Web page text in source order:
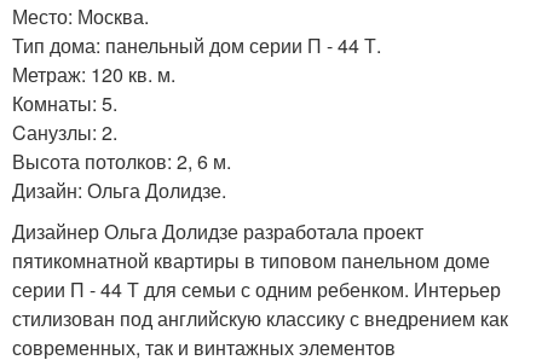
Место: Москва.
Тип дома: панельный дом серии П - 44 Т.
Метраж: 120 кв. м.
Комнаты: 5.
Cанузлы: 2.
Высота потолков: 2, 6 м.
Дизайн: Ольга Долидзе.
Дизайнер Ольга Долидзе разработала проект
пятикомнатной квартиры в типовом панельном доме
серии П - 44 Т для семьи с одним ребенком. Интерьер
стилизован под английскую классику с внедрением как
современных, так и винтажных элементов